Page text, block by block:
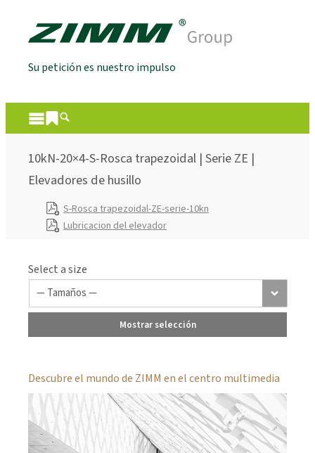
Su petición es nuestro impulso
10kN-20×4-S-Rosca trapezoidal | Serie ZE |
Elevadores de husillo
S-Rosca trapezoidal-ZE-serie-10kn
Lubricacion del elevador
Select a size
Mostrar selección
Descubre el mundo de ZIMM en el centro multimedia